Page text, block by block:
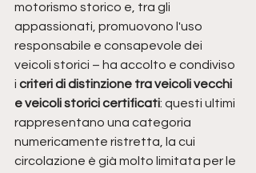
motorismo storico e, tra gli
appassionati, promuovono l'uso
responsabile e consapevole dei
veicoli storici – ha accolto e condiviso
i criteri di distinzione tra veicoli vecchi
e veicoli storici certificati: questi ultimi
rappresentano una categoria
numericamente ristretta, la cui
circolazione è già molto limitata per le